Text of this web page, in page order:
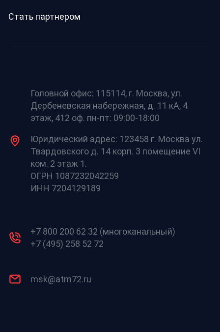
Стать партнером
Головной офис: 115114, г. Москва, ул.
Дербеневская набережная, д. 11 кА, 4
этаж, 412 оф. пн-пт: 09:00-18:00
Юридический адрес: 123458 г. Москва ул.
Твардовского д. 14 корп. 3 помещение VI
ком. 2 этаж 1.
ОГРН 1087232042259
ИНН 7204129189
+7 800 200 62 32 (многоканальный)
+7 (495) 258 52 72
msk@atm72.ru